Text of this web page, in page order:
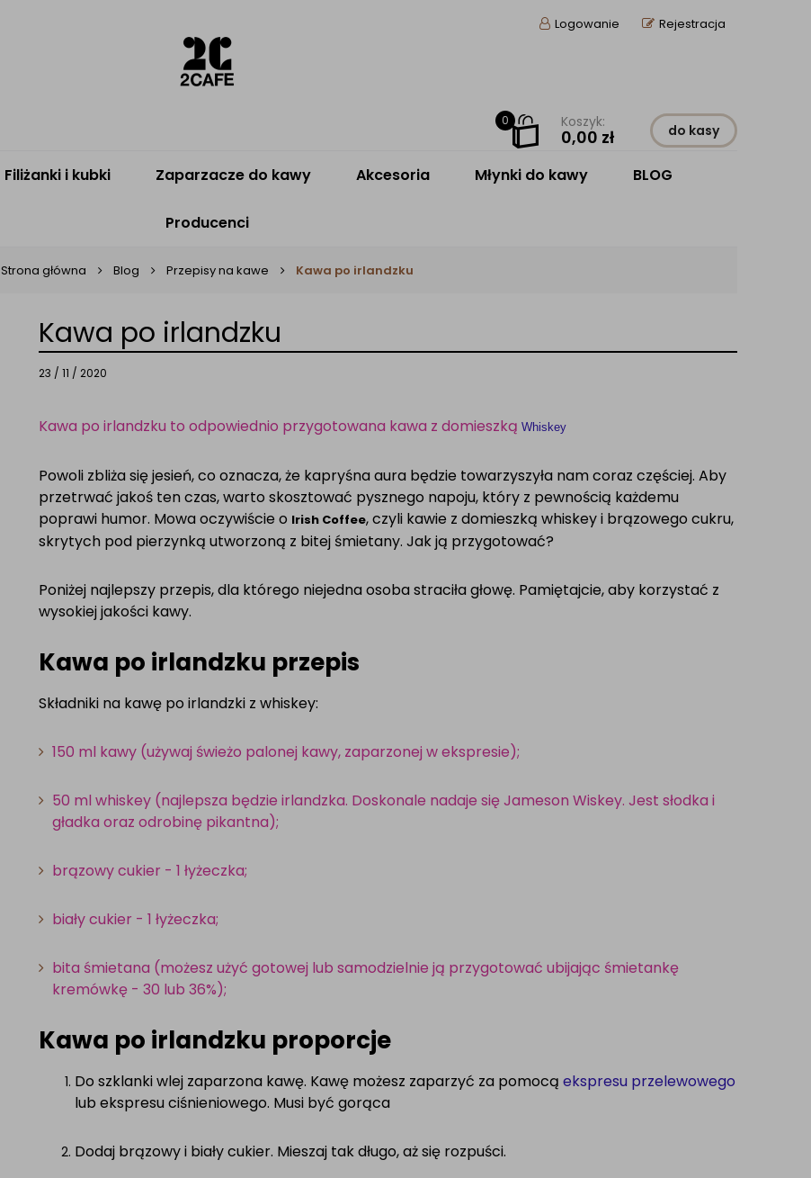
Logowanie Rejestracja
0 Koszyk:
0,00 zł do kasy
Filiżanki i kubki Zaparzacze do kawy Akcesoria Młynki do kawy BLOG
Producenci
Strona główna Blog Przepisy na kawe Kawa po irlandzku
Kawa po irlandzku
23 / 11 / 2020
Kawa po irlandzku to odpowiednio przygotowana kawa z domieszkąWhiskey
Powoli zbliża się jesień, co oznacza, że kapryśna aura będzie towarzyszyła nam coraz częściej. Aby
przetrwać jakoś ten czas, warto skosztować pysznego napoju, który z pewnością każdemu
poprawi humor. Mowa oczywiście o Irish Coffee, czyli kawie z domieszką whiskey i brązowego cukru,
skrytych pod pierzynką utworzoną z bitej śmietany.Jak ją przygotować?
Poniżej najlepszy przepis, dla którego niejedna osoba straciła głowę. Pamiętajcie, aby korzystać z
wysokiej jakości kawy.
Kawa po irlandzku przepis
Składniki na kawę po irlandzki z whiskey:
150 ml kawy (używaj świeżo palonej kawy, zaparzonej w ekspresie);
50 ml whiskey (najlepsza będzie irlandzka. Doskonale nadaje się Jameson Wiskey. Jest słodka i
gładka oraz odrobinę pikantna);
brązowy cukier - 1 łyżeczka;
biały cukier - 1 łyżeczka;
bita śmietana (możesz użyć gotowej lub samodzielnie ją przygotować ubijając śmietankę
kremówkę - 30 lub 36%);
Kawa po irlandzku proporcje
Do szklanki wlej zaparzona kawę. Kawę możesz zaparzyć za pomocąekspresu przelewowego
lub ekspresu ciśnieniowego. Musi być gorąca
Dodaj​ brązowy i biały cukier. Mieszaj tak długo, aż się rozpuści.